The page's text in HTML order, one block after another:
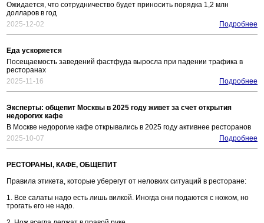
Ожидается, что сотрудничество будет приносить порядка 1,2 млн
долларов в год
2025-12-02
Подробнее
Еда ускоряется
Посещаемость заведений фастфуда выросла при падении трафика в
ресторанах
2025-11-16
Подробнее
Эксперты: общепит Москвы в 2025 году живет за счет открытия
недорогих кафе
В Москве недорогие кафе открывались в 2025 году активнее ресторанов
2025-10-07
Подробнее
РЕСТОРАНЫ, КАФЕ, ОБЩЕПИТ
Правила этикета, которые уберегут от неловких ситуаций в ресторане:
1. Все салаты надо есть лишь вилкой. Иногда они подаются с ножом, но
трогать его не надо.